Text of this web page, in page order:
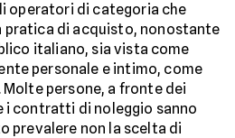
operatori di categoria che
pratica di acquisto, nonostante
italiano, sia vista come
personale e intimo, come
persone, a fronte dei
i contratti di noleggio sanno
prevalere non la scelta di